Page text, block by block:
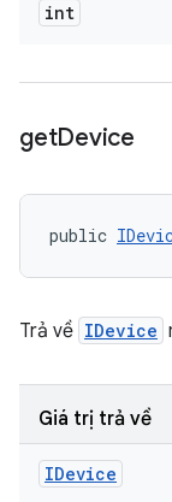
int
getDevice
public
Trả về IDevice
Giá trị trả về
IDevice